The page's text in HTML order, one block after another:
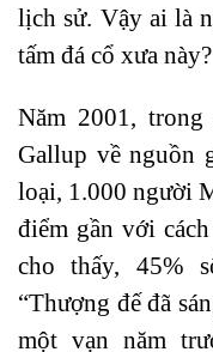
lịch sử. Vậy ai là
tấm đá cổ xưa này?
Năm 2001,
Gallup về nguồn
loại, 1.000 người
điểm gần với
cho thấy, 45%
“Thượng đế đã
một vạn năm